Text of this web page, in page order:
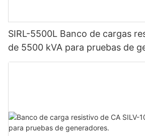
SIRL-5500L Banco de cargas
de 5500 kVA para pruebas de
redes eléctricas y energías